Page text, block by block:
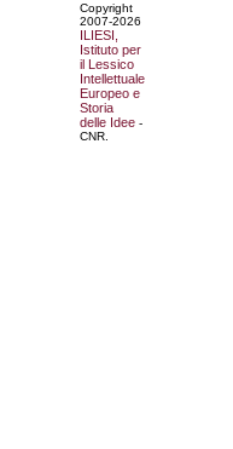
Copyright
2007-2026
ILIESI,
Istituto per
il Lessico
Intellettuale
Europeo e
Storia
delle Idee -
CNR.